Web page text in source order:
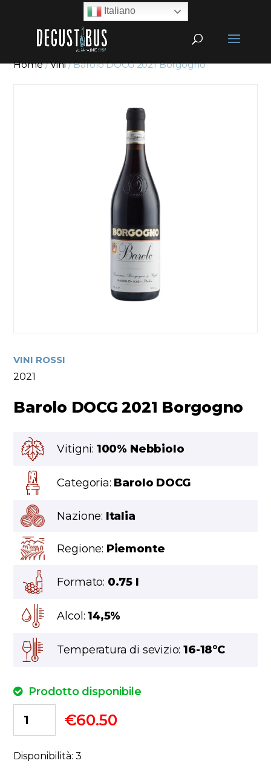
Home/Vini/ Barolo DOCG 2021 Borgogno
VINI ROSSI
2021
Barolo DOCG 2021 Borgogno
Vitigni: 100% Nebbiolo
Categoria: Barolo DOCG
Nazione: Italia
Regione: Piemonte
Formato: 0.75 l
Alcol:14,5%
Temperatura di sevizio:16-18°C
Prodotto disponibile
€60.50
Disponibilità: 3
Italiano